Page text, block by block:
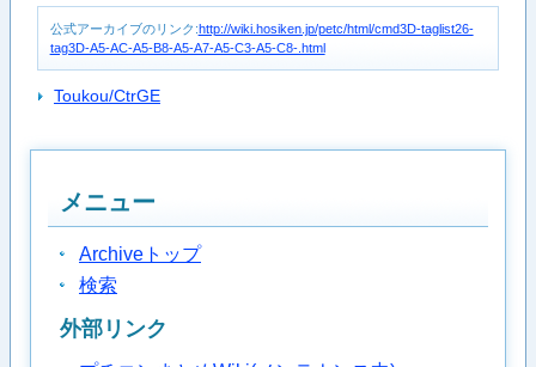
公式アーカイブのリンク:http://wiki.hosiken.jp/petc/html/cmd3D-taglist26-
tag3D-A5-AC-A5-B8-A5-A7-A5-C3-A5-C8-.html
Toukou/CtrGE
メニュー
Archiveトップ
検索
外部リンク